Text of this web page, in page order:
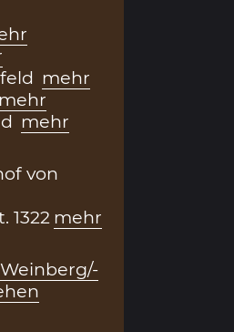
mehr
mehr
mehr
von
1322 mehr